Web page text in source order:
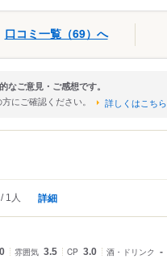
口コミ一覧（69）へ
なご意見・ご感想です。
にご確認ください。 詳しくはこちら
1人 詳細
雰囲気 3.5 CP 3.0 酒・ドリンク -